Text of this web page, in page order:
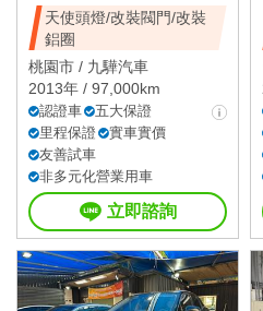
天使頭燈/改裝閥門/改裝
鋁圈
桃園市 / 九驊汽車
2013年 / 97,000km
認證車
五大保證
里程保證
實車實價
友善試車
非多元化營業用車
立即諮詢